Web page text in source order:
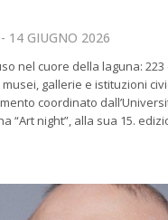
14 GIUGNO 2026
nel cuore della laguna:
gallerie e istituzioni
coordinato
“Art night”, alla sua 15.